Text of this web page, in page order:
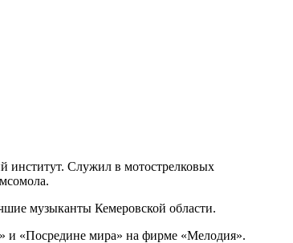
институт. Служил в мотострелковых
музыканты Кемеровской области.
и «Посредине мира» на фирме «Мелодия».